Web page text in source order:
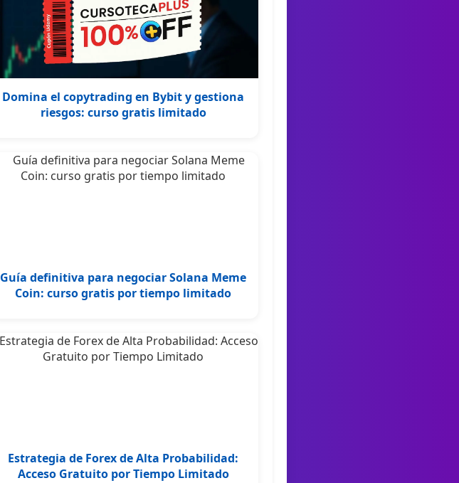
Domina el copytrading en Bybit y gestiona
riesgos: curso gratis limitado
Guía definitiva para negociar Solana Meme
Coin: curso gratis por tiempo limitado
Estrategia de Forex de Alta Probabilidad:
Acceso Gratuito por Tiempo Limitado